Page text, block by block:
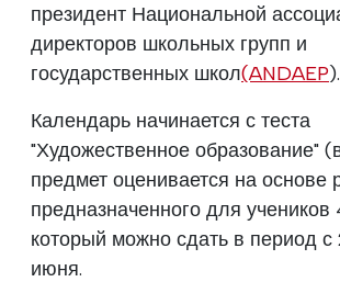
президент Национальной
директоров школьных групп и
государственных школ(ANDAEP).
Календарь начинается с теста
"Художественное образование"
предмет оценивается на основе
предназначенного для учеников
который можно сдать в период
июня.